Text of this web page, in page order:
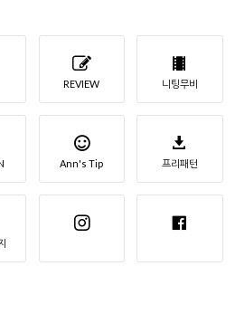
REVIEW 니팅무비
Ann's Tip 프리패턴